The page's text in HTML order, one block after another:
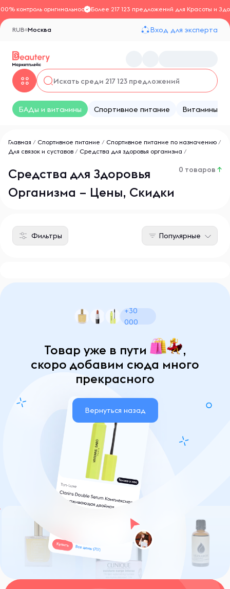
контроль оригинальностиБолее 217 123 предложений для Красоты и
Москва
RUB Вход для эксперта
БАДы и витамины Спортивное питание Витамины
Главная / Спортивное питание / Спортивное питание по назначению /
Для связок и суставов / Средства для здоровья организма /
Средства для Здоровья
Организма – Цены, Скидки
0 товаров ↑
Фильтры Популярные
+30
000
Товар уже в пути
,
скоро добавим сюда много
прекрасного
Вернуться назад